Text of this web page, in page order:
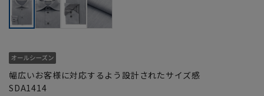
幅広いお客様に対応するよう設計されたサイズ感
SDA1414